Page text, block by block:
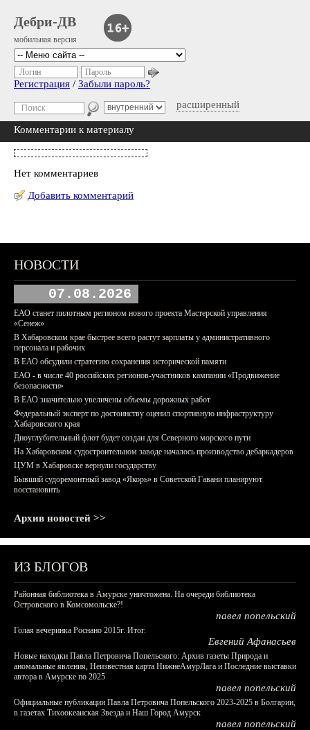
Дебри-ДВ
мобильная версия
расширенный
Логин Пароль
Регистрация / Забыли пароль?
Комментарии к материалу
Нет комментариев
Добавить комментарий
НОВОСТИ
07.08.2026
ЕАО станет пилотным регионом нового проекта Мастерской управления
«Сенеж»
В Хабаровском крае быстрее всего растут зарплаты у административного
персонала и рабочих
В ЕАО обсудили стратегию сохранения исторической памяти
ЕАО - в числе 40 российских регионов-участников кампании «Продвижение
безопасности»
В ЕАО значительно увеличены объемы дорожных работ
Федеральный эксперт по достоинству оценил спортивную инфраструктуру
Хабаровского края
Дноуглубительный флот будет создан для Северного морского пути
На Хабаровском судостроительном заводе началось производство дебаркадеров
ЦУМ в Хабаровске вернули государству
Бывший судоремонтный завод «Якорь» в Советской Гавани планируют
восстановить
Архив новостей >>
ИЗ БЛОГОВ
Районная библиотека в Амурске уничтожена. На очереди библиотека
Островского в Комсомольске?!
павел попельский
Голая вечеринка Роснано 2015г. Итог.
Евгений Афанасьев
Новые находки Павла Петровича Попельского: Архив газеты Природа и
аномальные явления, Неизвестная карта НижнеАмурЛага и Последние выставки
автора в Амурске по 2025
павел попельский
Официальные публикации Павла Петровича Попельского 2023-2025 в Болгарии,
в газетах Тихоокеанская Звезда и Наш Город Амурск
павел попельский